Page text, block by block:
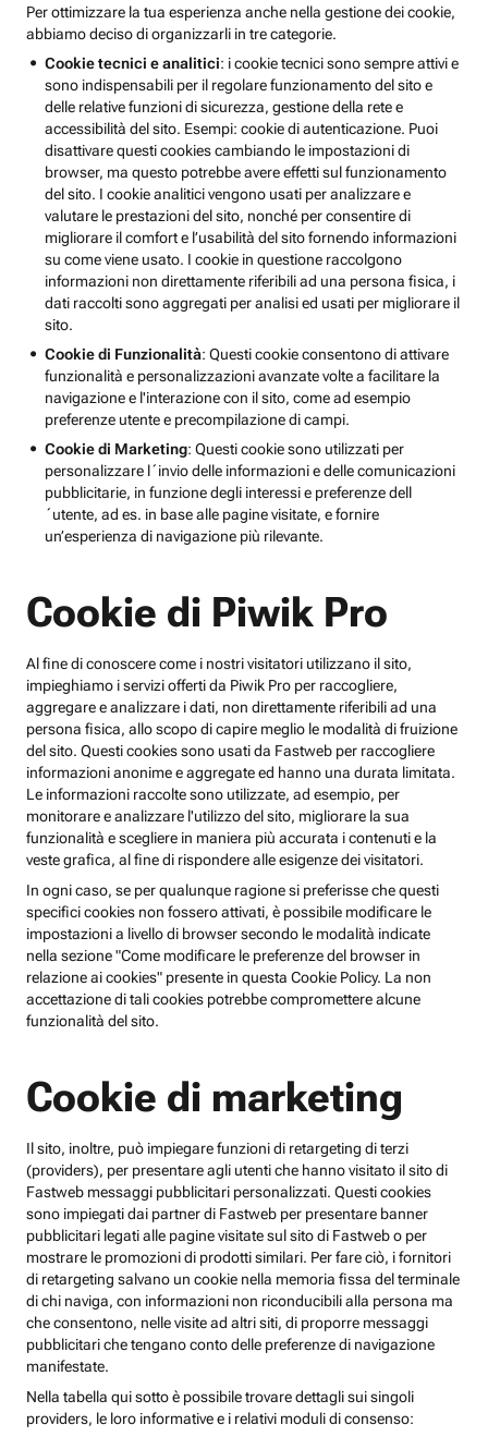
Per ottimizzare la tua esperienza anche nella gestione dei cookie,
abbiamo deciso di organizzarli in tre categorie.
Cookie tecnici e analitici: i cookie tecnici sono sempre attivi e
sono indispensabili per il regolare funzionamento del sito e
delle relative funzioni di sicurezza, gestione della rete e
accessibilità del sito. Esempi: cookie di autenticazione. Puoi
disattivare questi cookies cambiando le impostazioni di
browser, ma questo potrebbe avere effetti sul funzionamento
del sito. I cookie analitici vengono usati per analizzare e
valutare le prestazioni del sito, nonché per consentire di
migliorare il comfort e l’usabilità del sito fornendo informazioni
su come viene usato. I cookie in questione raccolgono
informazioni non direttamente riferibili ad una persona fisica, i
dati raccolti sono aggregati per analisi ed usati per migliorare il
sito.
Cookie di Funzionalità: Questi cookie consentono di attivare
funzionalità e personalizzazioni avanzate volte a facilitare la
navigazione e l'interazione con il sito, come ad esempio
preferenze utente e precompilazione di campi.
Cookie di Marketing: Questi cookie sono utilizzati per
personalizzare l´invio delle informazioni e delle comunicazioni
pubblicitarie, in funzione degli interessi e preferenze dell
´utente, ad es. in base alle pagine visitate, e fornire
un’esperienza di navigazione più rilevante.
Cookie di Piwik Pro
Al fine di conoscere come i nostri visitatori utilizzano il sito,
impieghiamo i servizi offerti da Piwik Pro per raccogliere,
aggregare e analizzare i dati, non direttamente riferibili ad una
persona fisica, allo scopo di capire meglio le modalità di fruizione
del sito. Questi cookies sono usati da Fastweb per raccogliere
informazioni anonime e aggregate ed hanno una durata limitata.
Le informazioni raccolte sono utilizzate, ad esempio, per
monitorare e analizzare l'utilizzo del sito, migliorare la sua
funzionalità e scegliere in maniera più accurata i contenuti e la
veste grafica, al fine di rispondere alle esigenze dei visitatori.
In ogni caso, se per qualunque ragione si preferisse che questi
specifici cookies non fossero attivati, è possibile modificare le
impostazioni a livello di browser secondo le modalità indicate
nella sezione "Come modificare le preferenze del browser in
relazione ai cookies" presente in questa Cookie Policy. La non
accettazione di tali cookies potrebbe compromettere alcune
funzionalità del sito.
Cookie di marketing
Il sito, inoltre, può impiegare funzioni di retargeting di terzi
(providers), per presentare agli utenti che hanno visitato il sito di
Fastweb messaggi pubblicitari personalizzati. Questi cookies
sono impiegati dai partner di Fastweb per presentare banner
pubblicitari legati alle pagine visitate sul sito di Fastweb o per
mostrare le promozioni di prodotti similari. Per fare ciò, i fornitori
di retargeting salvano un cookie nella memoria fissa del terminale
di chi naviga, con informazioni non riconducibili alla persona ma
che consentono, nelle visite ad altri siti, di proporre messaggi
pubblicitari che tengano conto delle preferenze di navigazione
manifestate.
Nella tabella qui sotto è possibile trovare dettagli sui singoli
providers, le loro informative e i relativi moduli di consenso: